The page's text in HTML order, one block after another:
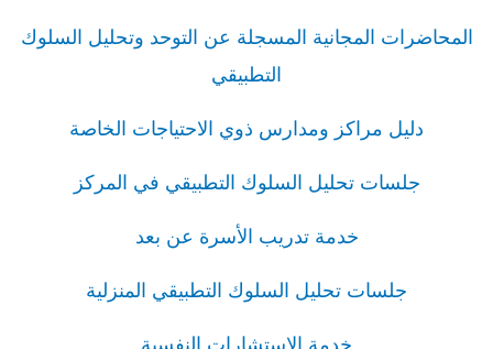
المحاضرات المجانية المسجلة عن التوحد وتحليل السلوك
التطبيقي
دليل مراكز ومدارس ذوي الاحتياجات الخاصة
جلسات تحليل السلوك التطبيقي في المركز
خدمة تدريب الأسرة عن بعد
جلسات تحليل السلوك التطبيقي المنزلية
خدمة الاستشارات النفسية